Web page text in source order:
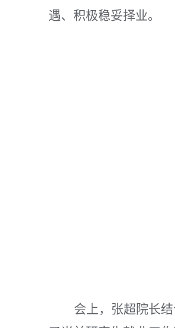
遇、积极稳妥择业。
会上，张超院长